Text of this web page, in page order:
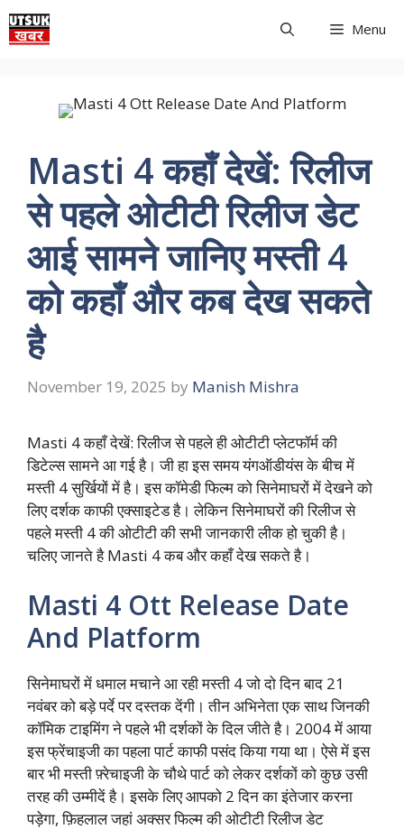
Skip
to
Menu
Masti 4 कहाँ देखें: रिलीज
से पहले ओटीटी रिलीज डेट
आई सामने जानिए मस्ती 4
को कहाँ और कब देख सकते
है
November 19, 2025 by Manish Mishra
Masti 4 कहाँ देखें: रिलीज से पहले ही ओटीटी प्लेटफॉर्म की
डिटेल्स सामने आ गई है। जी हा इस समय यंगऑडीयंस के बीच में
मस्ती 4 सुर्खियों में है। इस कॉमेडी फिल्म को सिनेमाघरों में देखने को
लिए दर्शक काफी एक्साइटेड है। लेकिन सिनेमाघरों की रिलीज से
पहले मस्ती 4 की ओटीटी की सभी जानकारी लीक हो चुकी है।
चलिए जानते है Masti 4 कब और कहाँ देख सकते है।
Masti 4 Ott Release Date
And Platform
सिनेमाघरों में धमाल मचाने आ रही मस्ती 4 जो दो दिन बाद 21
नवंबर को बड़े पर्दे पर दस्तक देंगी। तीन अभिनेता एक साथ जिनकी
कॉमिक टाइमिंग ने पहले भी दर्शकों के दिल जीते है। 2004 में आया
इस फ्रेंचाइजी का पहला पार्ट काफी पसंद किया गया था। ऐसे में इस
बार भी मस्ती फ़्रेचाइजी के चौथे पार्ट को लेकर दर्शकों को कुछ उसी
तरह की उम्मीदें है। इसके लिए आपको 2 दिन का इंतेजार करना
पड़ेगा, फ़िहलाल जहां अक्सर फिल्म की ओटीटी रिलीज डेट